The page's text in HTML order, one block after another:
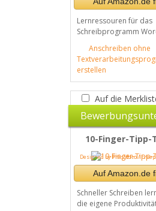
Lernressouren für das
Schreibprogramm
Anschreiben ohne
erstellen
Auf die
10-Finger-Tipp-
Designed by Pressfoto /
Auf Amazon.de
Schneller Schreiben
die eigene